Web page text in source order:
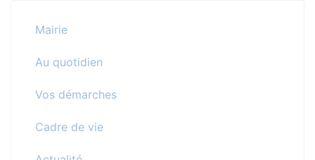
Mairie
Au quotidien
Vos démarches
Cadre de vie